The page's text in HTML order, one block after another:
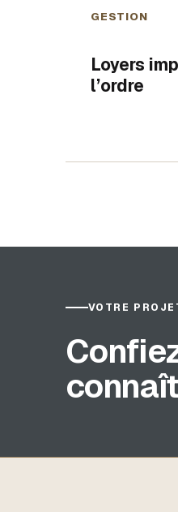
GESTION
Loyers
l’ordre
VOTRE